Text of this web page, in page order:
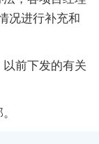
况进行补充和
前下发的有关